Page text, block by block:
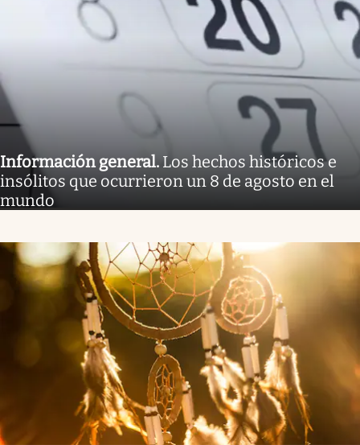
Información general. Los hechos históricos e
insólitos que ocurrieron un 8 de agosto en el
mundo